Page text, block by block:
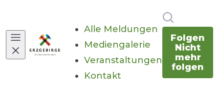
Alle Meldungen
Mediengalerie
Veranstaltungen
Kontakt
Folgen
Nicht
mehr
folgen